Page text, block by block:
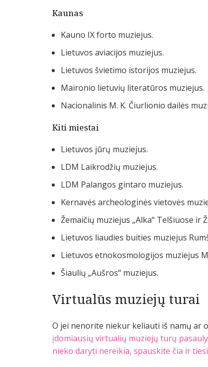
Kaunas
Kauno IX forto muziejus.
Lietuvos aviacijos muziejus.
Lietuvos švietimo istorijos muziejus.
Maironio lietuvių literatūros muziejus.
Nacionalinis M. K. Čiurlionio dailės
Kiti miestai
Lietuvos jūrų muziejus.
LDM Laikrodžių muziejus.
LDM Palangos gintaro muziejus.
Kernavės archeologinės vietovės
Žemaičių muziejus „Alka“ Telšiuose ir
Lietuvos liaudies buities muziejus
Lietuvos etnokosmologijos muziejus
Šiaulių „Aušros“ muziejus.
Virtualūs muziejų turai
O jei nenorite niekur keliauti iš namų ar
įdomiausių virtualių muziejų turų
nieko daryti nereikia, spauskite čia ir